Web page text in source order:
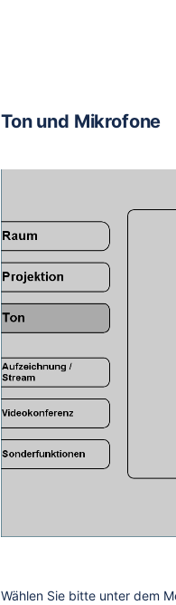
Ton und Mikrofone
Wählen Sie bitte unter dem